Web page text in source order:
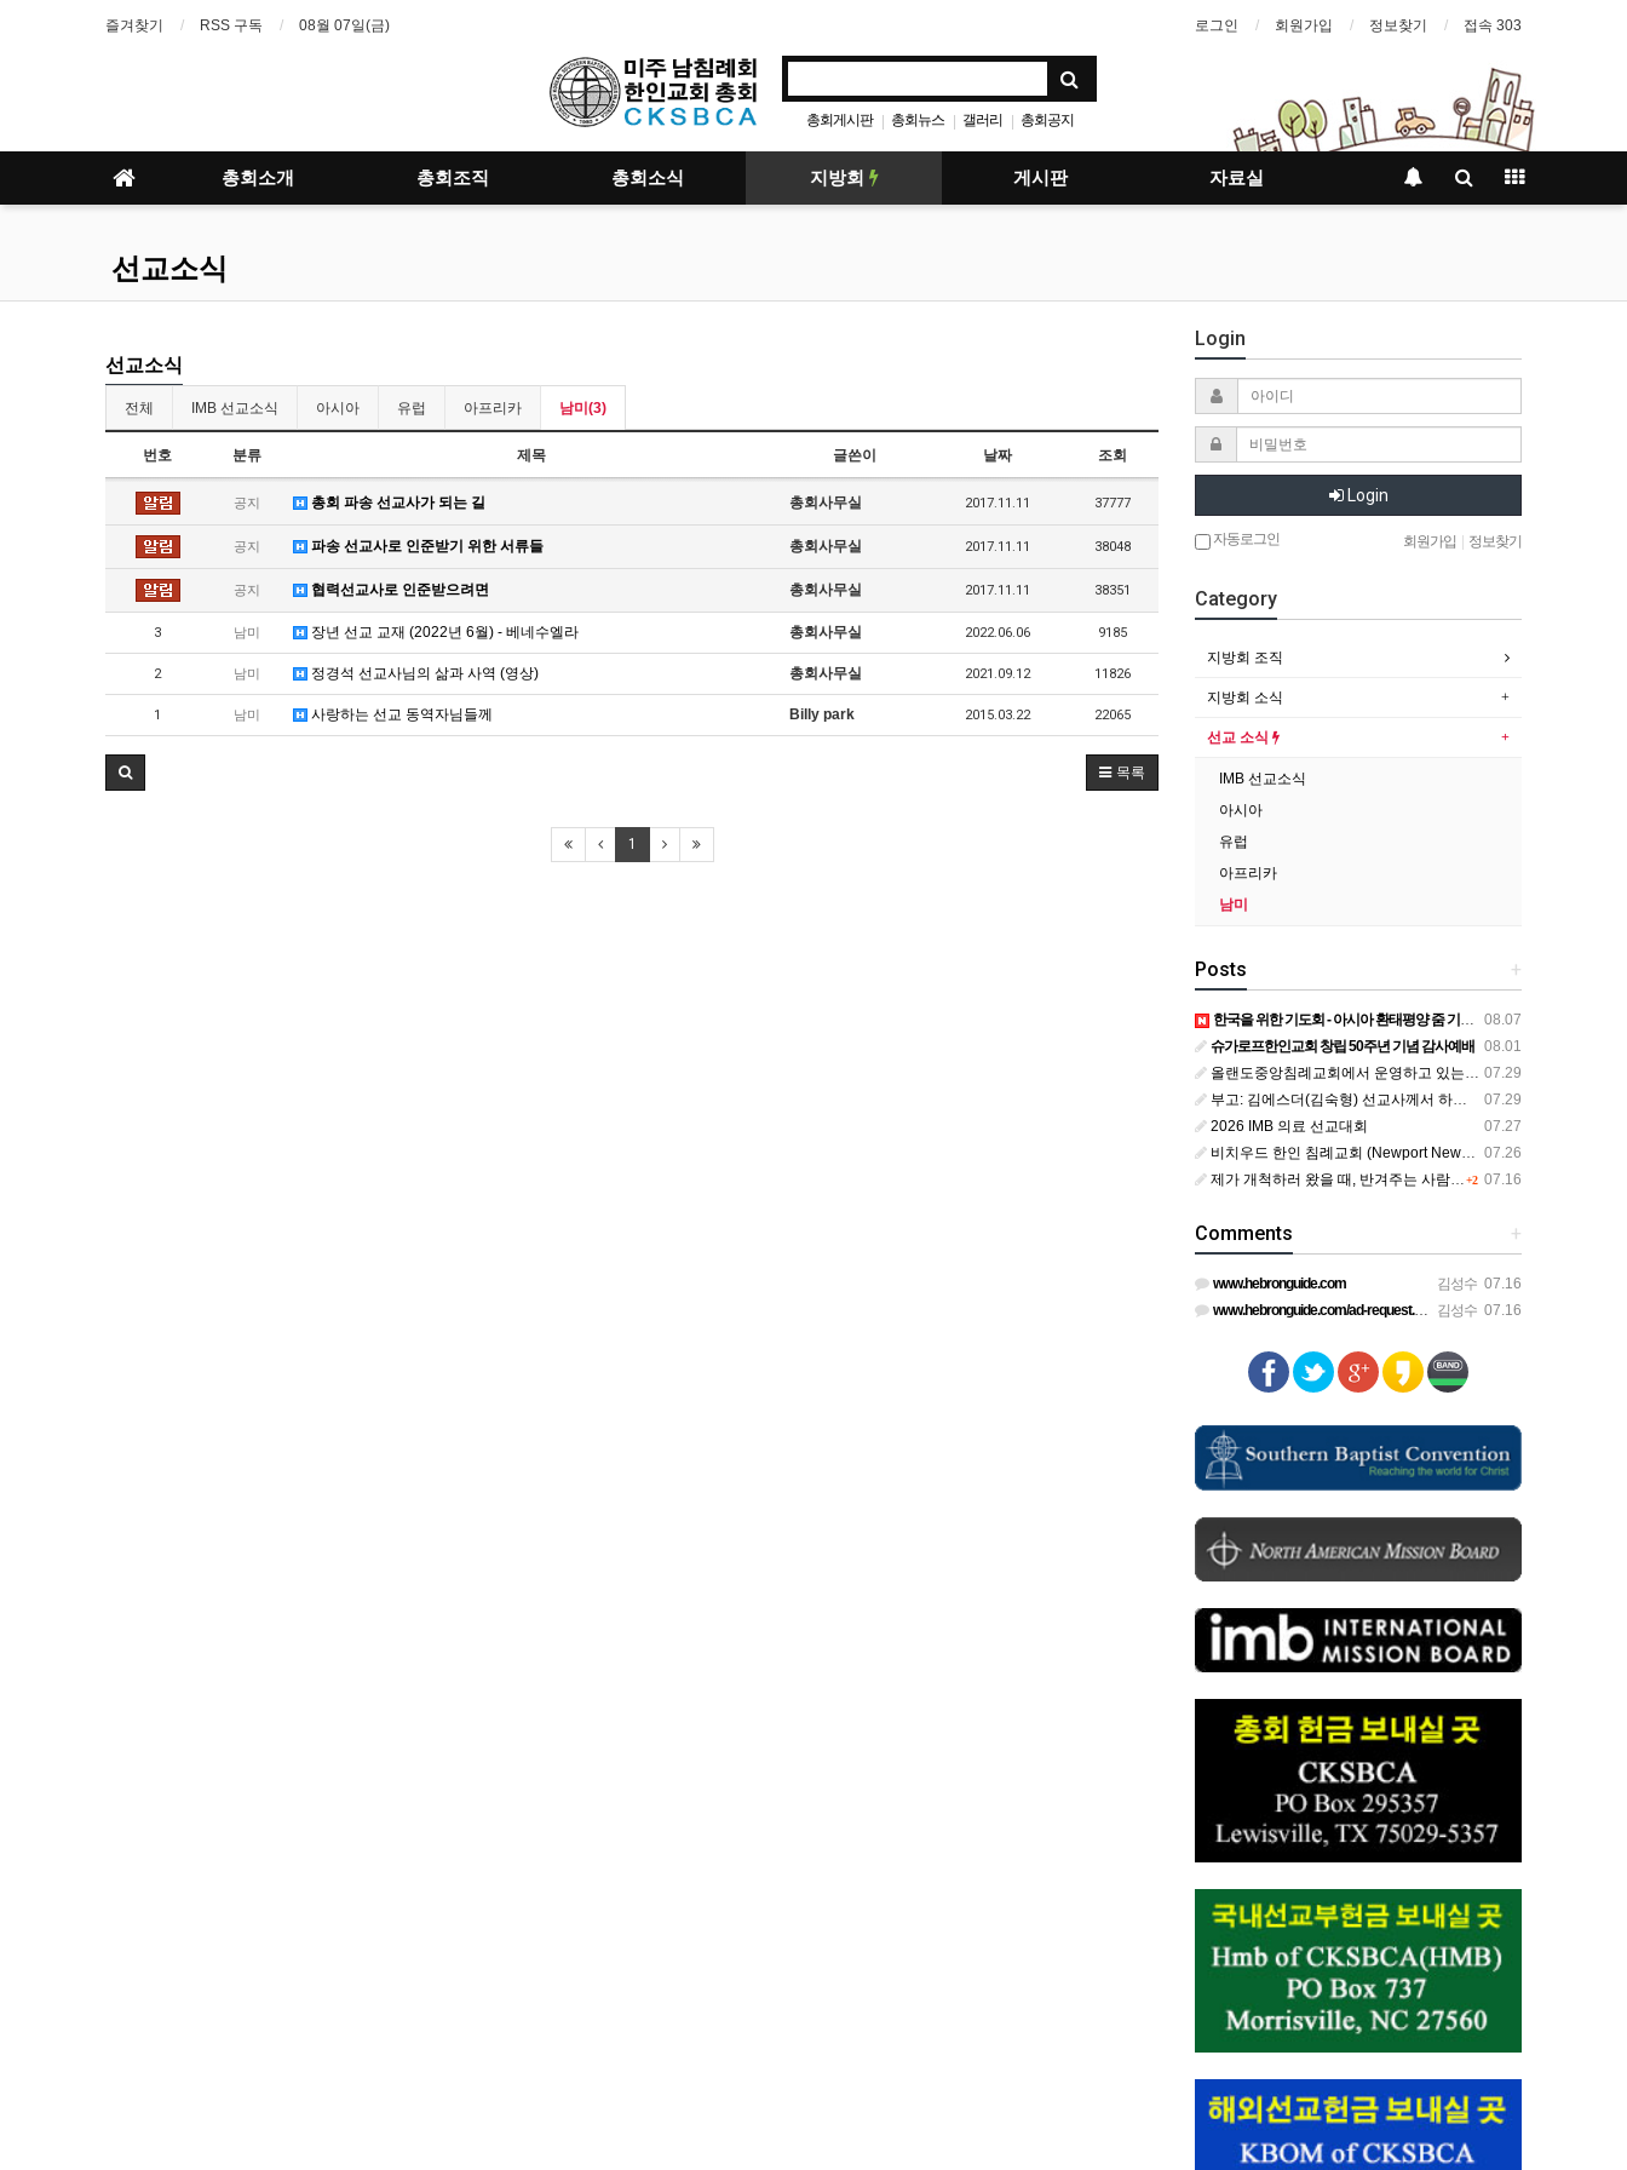
즐겨찾기 RSS 구독 08월 07일(금) 로그인 회원가입 정보찾기 접속 303
총회게시판 | 총회뉴스 | 갤러리 | 총회공지
총회소개 총회조직 총회소식 지방회 게시판 자료실
선교소식
선교소식
전체 IMB 선교소식 아시아 유럽 아프리카 남미(3)
번호 분류 제목 글쓴이 날짜 조회
공지 총회 파송 선교사가 되는 길 총회사무실 2017.11.11 37777
공지 파송 선교사로 인준받기 위한 서류들 총회사무실 2017.11.11 38048
공지 협력선교사로 인준받으려면 총회사무실 2017.11.11 38351
3 남미 장년 선교 교재 (2022년 6월) - 베네수엘라 총회사무실 2022.06.06 9185
2 남미 정경석 선교사님의 삶과 사역 (영상) 총회사무실 2021.09.12 11826
1 남미 사랑하는 선교 동역자님들께 Billy park 2015.03.22 22065
목록
1
Login
Login
자동로그인 회원가입 정보찾기
Category
지방회 조직
지방회 소식
선교 소식
IMB 선교소식
아시아
유럽
아프리카
남미
+
Posts
08.07
한국을 위한 기도회 - 아시아 환태평양 줌 기도회
08.01
슈가로프한인교회 창립 50주년 기념 감사예배
07.29
올랜도중앙침례교회에서 운영하고 있는 로뎀선교관을 소개해 드립니다
07.29
부고: 김에스더(김숙형) 선교사께서 하나님의 부르심을 받았습니다.
07.27
2026 IMB 의료 선교대회
07.26
비치우드 한인 침례교회 (Newport News, Virginia) 담임목사 청빙
+2 07.16
제가 개척하러 왔을 때, 반겨주는 사람이 없었습니다.
+
Comments
김성수 07.16
www.hebronguide.com
김성수 07.16
www.hebronguide.com/ad-request.html